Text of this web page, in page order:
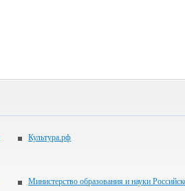
Культура.рф
Министерство образования и науки